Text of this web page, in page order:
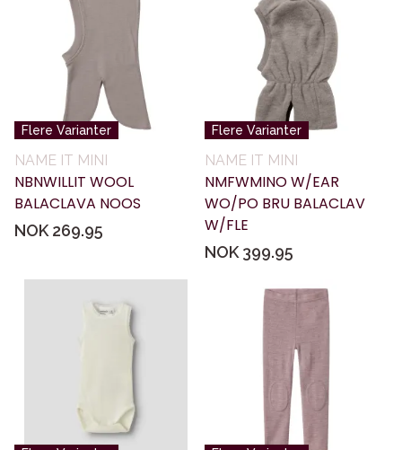
Flere Varianter
NAME IT MINI
NBNWILLIT WOOL
BALACLAVA NOOS
NOK 269.95
Flere Varianter
NAME IT MINI
NMFWMINO W/EAR
WO/PO BRU BALACLAV
W/FLE
NOK 399.95